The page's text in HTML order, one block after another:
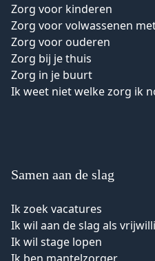
Zorg voor kinderen
Zorg voor volwassenen
Zorg voor ouderen
Zorg bij je thuis
Zorg in je buurt
Ik weet niet welke zorg ik
Samen aan de slag
Ik zoek vacatures
Ik wil aan de slag als
Ik wil stage lopen